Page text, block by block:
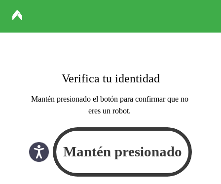
Verifica tu identidad
Mantén presionado el botón para confirmar que no
eres un robot.